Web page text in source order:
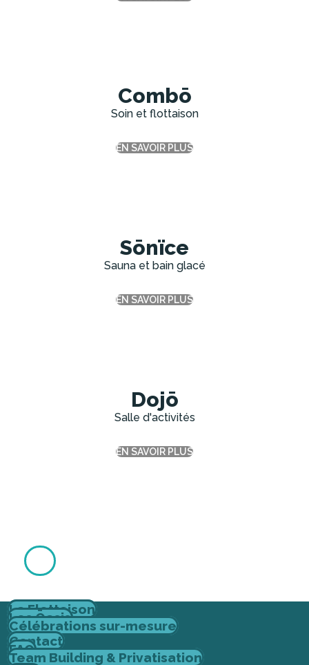
Combō
Soin et flottaison
EN SAVOIR PLUS
Sōnïce
Sauna et bain glacé
EN SAVOIR PLUS
Dojō
Salle d'activités
EN SAVOIR PLUS
La Flottaison
Les Ōasis
Célébrations sur-mesure
Contact
FAQ
Team Building & Privatisation